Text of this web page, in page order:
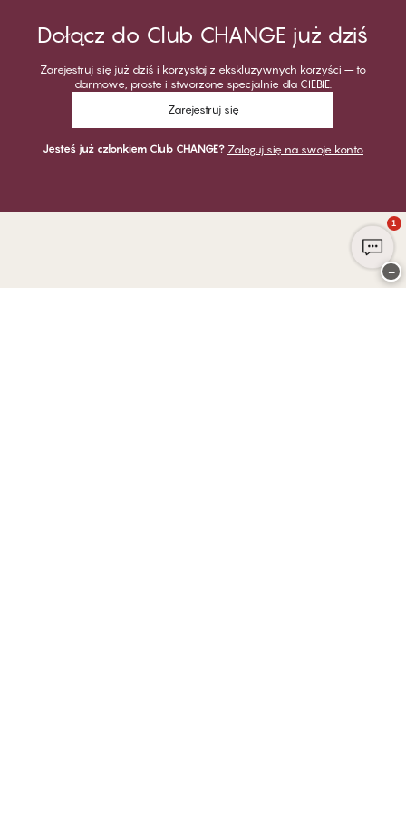
Dołącz do Club CHANGE już dziś
Zarejestruj się już dziś i korzystaj z ekskluzywnych korzyści – to
darmowe, proste i stworzone specjalnie dla CIEBIE.
Zarejestruj się
Jesteś już członkiem Club CHANGE? Zaloguj się na swoje konto
1
−